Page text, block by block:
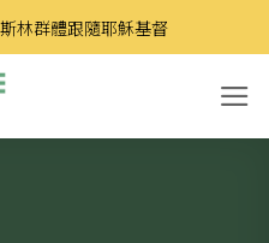
林群體跟隨耶穌基督